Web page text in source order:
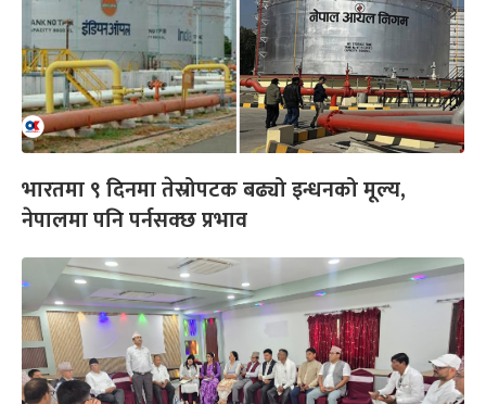
भारतमा ९ दिनमा तेस्रोपटक बढ्यो इन्धनको मूल्य,
नेपालमा पनि पर्नसक्छ प्रभाव